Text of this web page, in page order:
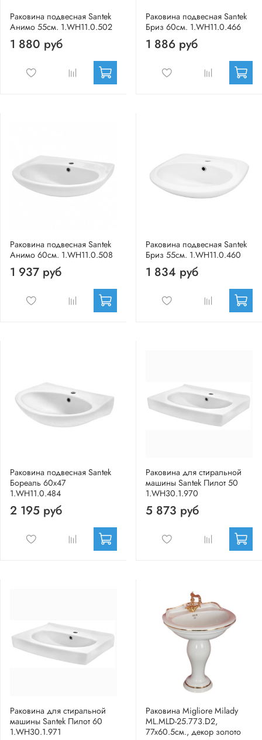
Раковина подвесная Santek
Анимо 55см. 1.WH11.0.502
1 880 руб
Раковина подвесная Santek
Бриз 60см. 1.WH11.0.466
1 886 руб
Раковина подвесная Santek
Анимо 60см. 1.WH11.0.508
1 937 руб
Раковина подвесная Santek
Бриз 55см. 1.WH11.0.460
1 834 руб
Раковина подвесная Santek
Бореаль 60х47
1.WH11.0.484
2 195 руб
Раковина для стиральной
машины Santek Пилот 50
1.WH30.1.970
5 873 руб
Раковина для стиральной
машины Santek Пилот 60
1.WH30.1.971
Раковина Migliore Milady
ML.MLD-25.773.D2,
77x60.5см., декор золото